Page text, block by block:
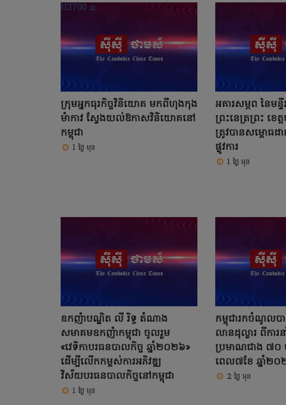
ក្រុមអ្នកធុរកិច្ចវិនិយោគ មកពីហុងកុង
ម៉ាកាវ ស្វែងយល់ឱកាសវិនិយោគនៅ
កម្ពុជា
1 ថ្ងៃ មុន
អគារសម្ភព នៃមន្ទី
ព្រះនេត្រព្រះ ខេ
ត្រូវបានសម្ពោធដ
ផ្លូវការ
1 ថ្ងៃ មុន
ឧកញ៉ាបណ្ឌិត លី រិទ្ធ តំណាង
សមាគមឧកញ៉ាកម្ពុជា ចូលរួម
«វេទិកាបរធនបាលកិច្ច ឆ្នាំ២០២៦»
ដើម្បីលើកកម្ពស់ការអភិវឌ្ឍ
វិស័យបរធនបាលកិច្ចនៅកម្ពុជា
1 ថ្ងៃ មុន
កម្ពុជារកចំណូលប
លានដុល្លារ ពីការ
ប្រមាណជាង ៧០
ពេល៧ខែ ឆ្នាំ២០
2 ថ្ងៃ មុន